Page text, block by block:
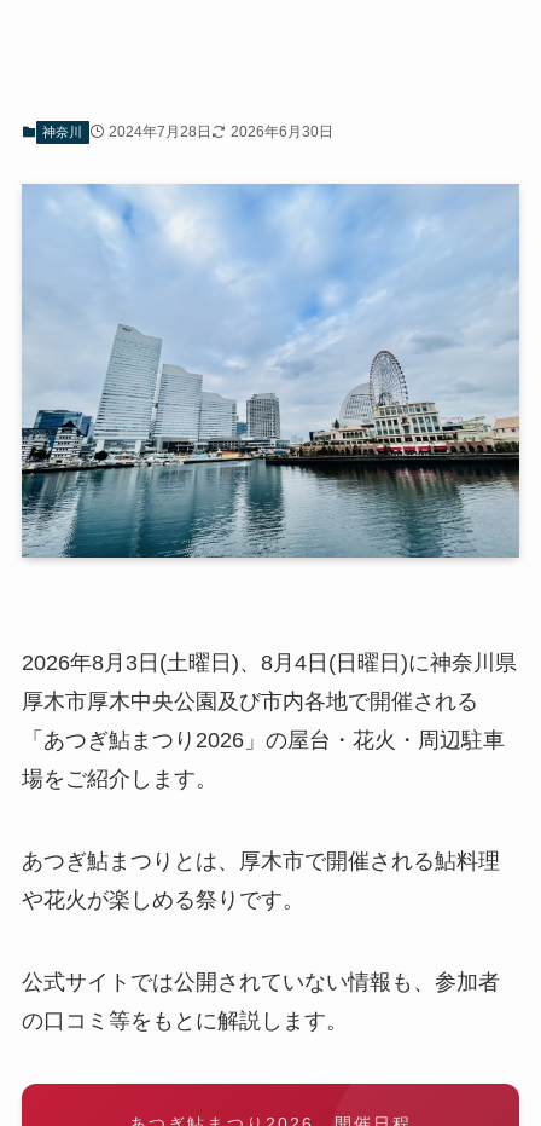
神奈川 2024年7月28日 2026年6月30日
2026年8月3日(土曜日)、8月4日(日曜日)に神奈川県
厚木市厚木中央公園及び市内各地で開催される
「あつぎ鮎まつり2026」の屋台・花火・周辺駐車
場をご紹介します。
あつぎ鮎まつりとは、厚木市で開催される鮎料理
や花火が楽しめる祭りです。
公式サイトでは公開されていない情報も、参加者
の口コミ等をもとに解説します。